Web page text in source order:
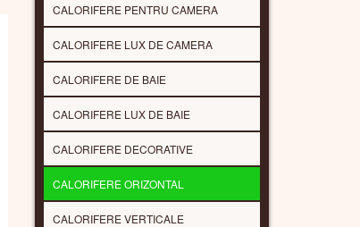
CALORIFERE PENTRU CAMERA
CALORIFERE LUX DE CAMERA
CALORIFERE DE BAIE
CALORIFERE LUX DE BAIE
CALORIFERE DECORATIVE
CALORIFERE ORIZONTAL
CALORIFERE VERTICALE